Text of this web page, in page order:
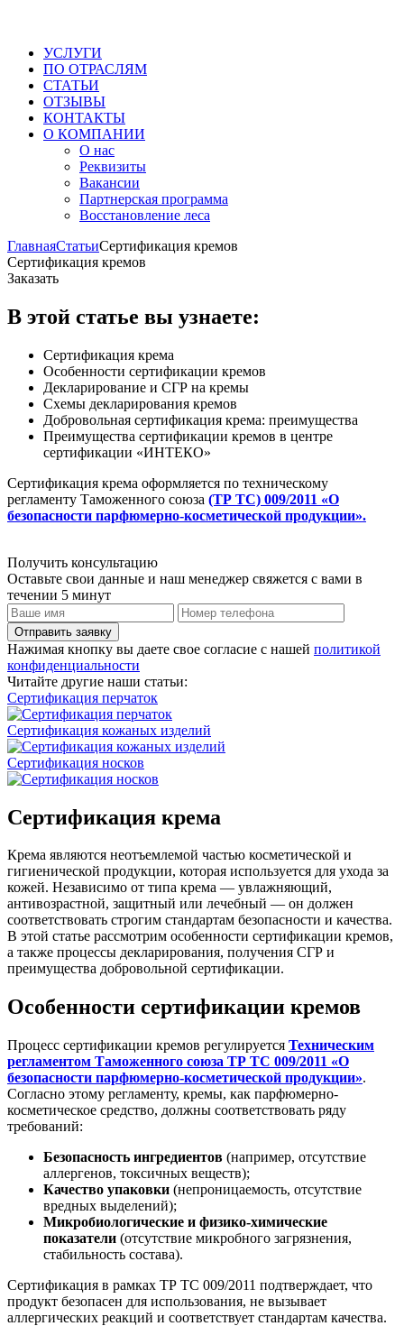
УСЛУГИ
ПО ОТРАСЛЯМ
СТАТЬИ
ОТЗЫВЫ
КОНТАКТЫ
О КОМПАНИИ
О нас
Реквизиты
Вакансии
Партнерская программа
Восстановление леса
ГлавнаяСтатьиСертификация кремов
Сертификация кремов
Заказать
В этой статье вы узнаете:
Сертификация крема
Особенности сертификации кремов
Декларирование и СГР на кремы
Схемы декларирования кремов
Добровольная сертификация крема: преимущества
Преимущества сертификации кремов в центре
сертификации «ИНТЕКО»
Сертификация крема оформляется по техническому
регламенту Таможенного союза (ТР ТС) 009/2011 «О
безопасности парфюмерно-косметической продукции».
Получить консультацию
Оставьте свои данные и наш менеджер свяжется с вами в
течении 5 минут
Отправить заявку
Нажимая кнопку вы даете свое согласие с нашей политикой
конфиденциальности
Читайте другие наши статьи:
Сертификация перчаток
Сертификация кожаных изделий
Сертификация носков
Сертификация крема
Крема являются неотъемлемой частью косметической и
гигиенической продукции, которая используется для ухода за
кожей. Независимо от типа крема — увлажняющий,
антивозрастной, защитный или лечебный — он должен
соответствовать строгим стандартам безопасности и качества.
В этой статье рассмотрим особенности сертификации кремов,
а также процессы декларирования, получения СГР и
преимущества добровольной сертификации.
Особенности сертификации кремов
Процесс сертификации кремов регулируется Техническим
регламентом Таможенного союза ТР ТС 009/2011 «О
безопасности парфюмерно-косметической продукции».
Согласно этому регламенту, кремы, как парфюмерно-
косметическое средство, должны соответствовать ряду
требований:
Безопасность ингредиентов (например, отсутствие
аллергенов, токсичных веществ);
Качество упаковки (непроницаемость, отсутствие
вредных выделений);
Микробиологические и физико-химические
показатели (отсутствие микробного загрязнения,
стабильность состава).
Сертификация в рамках ТР ТС 009/2011 подтверждает, что
продукт безопасен для использования, не вызывает
аллергических реакций и соответствует стандартам качества.